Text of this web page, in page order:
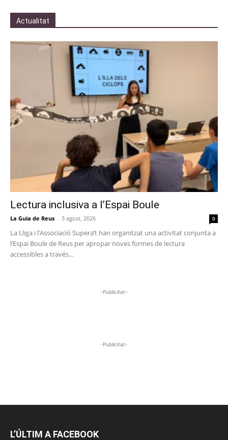
Actualitat
Lectura inclusiva a l’Espai Boule
La Guia de Reus - 3 agost, 2026 0
La Lliga i l’Associació Supera’t han organitzat una activitat conjunta a
l’Espai Boule de Reus per apropar noves formes de lectura
accessibles a través...
-Publicitat-
-Publicitat-
L’ÚLTIM A FACEBOOK